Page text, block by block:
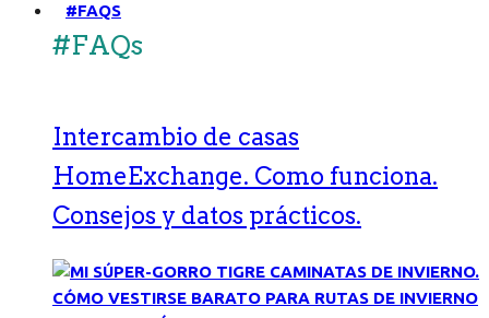
#FAQS
#FAQs
Intercambio de casas
HomeExchange. Como funciona.
Consejos y datos prácticos.